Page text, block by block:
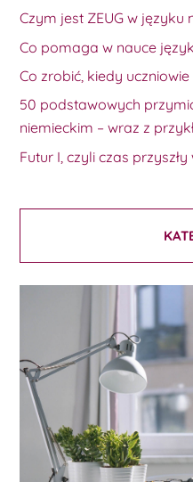
Czym jest ZEUG w języku
Co pomaga w nauce
Co zrobić, kiedy
50 podstawowych
niemieckim – wraz z
Futur I, czyli czas